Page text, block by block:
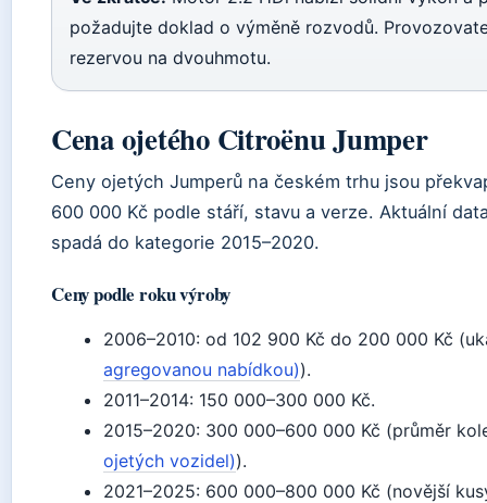
požadujte doklad o výměně rozvodů.
rezervou na dvouhmotu.
Cena ojetého Citroënu Jumper
Ceny ojetých Jumperů na českém trhu jsou
600 000 Kč podle stáří, stavu a verze. Aktuální
spadá do kategorie 2015–2020.
Ceny podle roku výroby
2006–2010: od 102 900 Kč do 200 000 Kč
agregovanou nabídkou)).
2011–2014: 150 000–300 000 Kč.
2015–2020: 300 000–600 000 Kč (průměr
ojetých vozidel)).
2021–2025: 600 000–800 000 Kč (novější